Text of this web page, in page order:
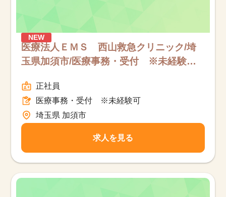
NEW
医療法人ＥＭＳ 西山救急クリニック/埼
玉県加須市/医療事務・受付 ※未経験可/
正社員
医療事務・受付 ※未経験可
埼玉県 加須市
求人を見る